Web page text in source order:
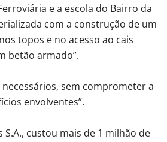
e a escola do Bairro da
com a construção de um
topos e no acesso ao cais
betão armado”.
sem comprometer a
envolventes”.
S.A., custou mais de 1 milhão de